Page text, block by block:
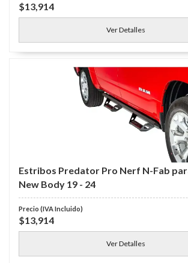
$13,914
Ver Detalles
Estribos Predator Pro Nerf N-Fab
New Body 19 - 24
$13,914
Ver Detalles